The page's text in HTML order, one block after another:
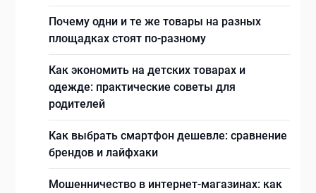
Почему одни и те же товары на разных
площадках стоят по-разному
Как экономить на детских товарах и
одежде: практические советы для
родителей
Как выбрать смартфон дешевле: сравнение
брендов и лайфхаки
Мошенничество в интернет-магазинах: как